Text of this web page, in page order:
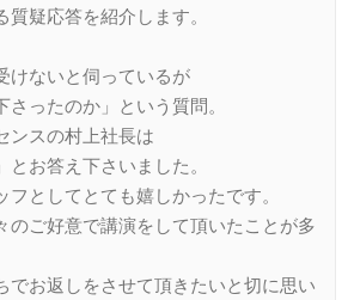
疑応答を紹介します。
けないと伺っているが
ったのか」という質問。
ンスの村上社長は
とお答え下さいました。
フとしてとても嬉しかったです。
のご好意で講演をして頂いたことが多
でお返しをさせて頂きたいと切に思い